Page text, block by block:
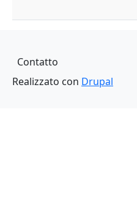
Piè di pagina
Contatto
Realizzato con Drupal